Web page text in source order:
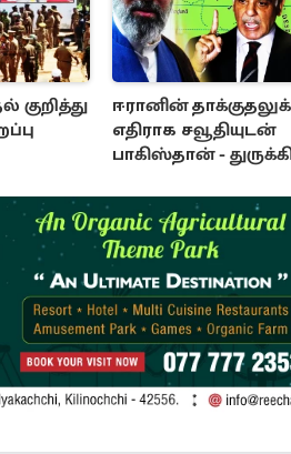
ஈரானின்
எதிராக சவூதியுடன்
பாகிஸ்தான் -